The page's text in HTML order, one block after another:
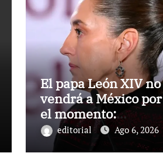
El papa León XIV no
vendrá a México por
el momento:
Sheinbaum
editorial Ago 6, 2026